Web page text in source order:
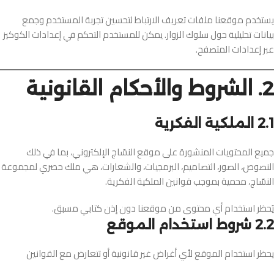
يستخدم موقعنا ملفات تعريف الارتباط لتحسين تجربة المستخدم وجمع
بيانات تحليلية حول سلوك الزوار. يمكن للمستخدم التحكم في إعدادات الكوكيز
عبر إعدادات المتصفح.
2. الشروط والأحكام القانونية
2.1 الملكية الفكرية
جميع المحتويات المنشورة على موقع النسّاج الإلكتروني، بما في ذلك
النصوص، الصور، التصاميم، البرمجيات، والشعارات، هي ملك حصري لمجموعة
النسّاج، محمية بموجب قوانين الملكية الفكرية.
يُحظر استخدام أي محتوى من موقعنا دون إذن كتابي مسبق.
2.2 شروط استخدام الموقع
يحظر استخدام الموقع لأي أغراض غير قانونية أو تتعارض مع القوانين